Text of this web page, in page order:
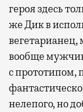
героя здесь
же Дик в
вообще
с прототипом,
нелепого, но